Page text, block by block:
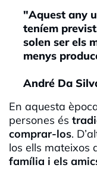
"Aquest any
teníem
solen ser els
menys
André Da
En aquesta
persones és
comprar-los.
los ells mateixos
família i els